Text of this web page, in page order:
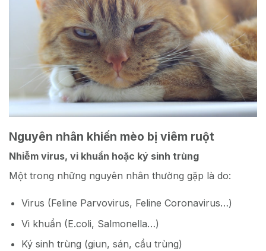
Nguyên nhân khiến mèo bị viêm ruột
Nhiễm virus, vi khuẩn hoặc ký sinh trùng
Một trong những nguyên nhân thường gặp là do:
Virus (Feline Parvovirus, Feline Coronavirus…)
Vi khuẩn (E.coli, Salmonella…)
Ký sinh trùng (giun, sán, cầu trùng)